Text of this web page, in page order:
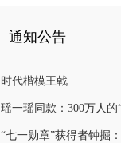
通知公告
时代楷模王戟
瑶一瑶同款：300万人的
“七一勋章”获得者钟掘